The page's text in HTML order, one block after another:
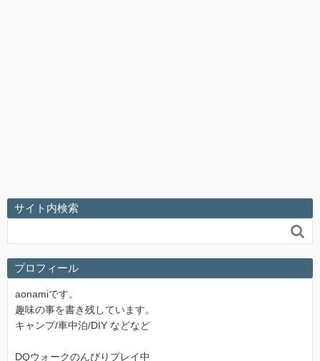
サイト内検索

プロフィール
aonamiです。
趣味の事を書き残しています。
キャンプ/車中泊/DIY などなど
DQウォークのんびりプレイ中